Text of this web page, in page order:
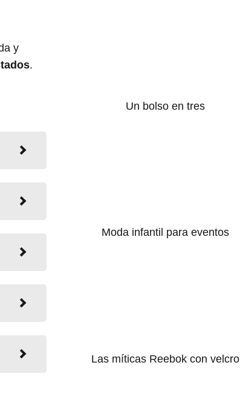
y
.
Un bolso en tres
Moda infantil para eventos
Las míticas Reebok con velcro